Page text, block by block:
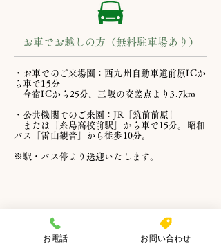
お車でお越しの方（無料駐車場あり）
・お車でのご来場園：西九州自動車道前原ICか
ら車で15分
今宿ICから25分、三坂の交差点より3.7km
・公共機関でのご来園：JR「筑前前原」
または「糸島高校前駅」から車で15分。昭和
バス「雷山観音」から徒歩10分。
​※駅・バス停より送迎いたします。
お電話 お問い合わせ